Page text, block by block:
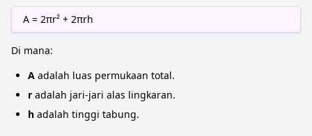
A = 2πr² + 2πrh
Di mana:
A adalah luas permukaan total.
r adalah jari-jari alas lingkaran.
h adalah tinggi tabung.